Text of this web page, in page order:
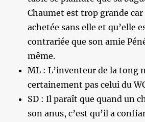
Chaumet est trop grande car
achetée sans elle et qu’elle
contrariée que son amie
même.
ML : L’inventeur de la tong
certainement pas celui du
SD : Il paraît que quand un
son anus, c’est qu’il a